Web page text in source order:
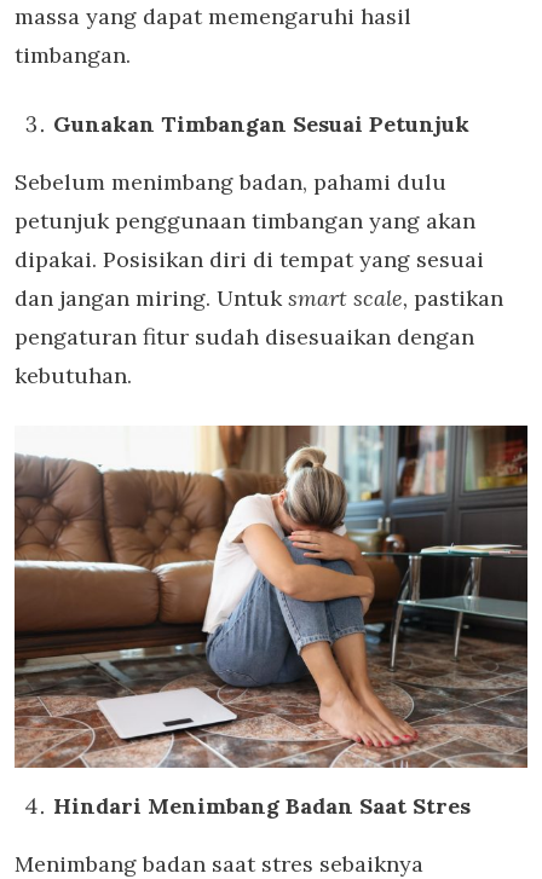
massa yang dapat memengaruhi hasil
timbangan.
Gunakan Timbangan Sesuai Petunjuk
Sebelum menimbang badan, pahami dulu
petunjuk penggunaan timbangan yang akan
dipakai. Posisikan diri di tempat yang sesuai
dan jangan miring. Untuksmart scale, pastikan
pengaturan fitur sudah disesuaikan dengan
kebutuhan.
Hindari Menimbang Badan Saat Stres
Menimbang badan saat stres sebaiknya